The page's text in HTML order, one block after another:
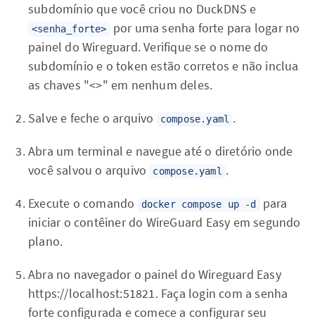
subdomínio que você criou no DuckDNS e
<senha_forte>
por uma senha forte para logar no
painel do Wireguard. Verifique se o nome do
subdomínio e o token estão corretos e não inclua
as chaves "<>" em nenhum deles.
Salve e feche o arquivo compose.yaml .
Abra um terminal e navegue até o diretório onde
você salvou o arquivo
compose.yaml .
Execute o comando docker compose up -d
para
iniciar o contêiner do WireGuard Easy em segundo
plano.
Abra no navegador o painel do Wireguard Easy
https://localhost:51821. Faça login com a senha
forte configurada e comece a configurar seu